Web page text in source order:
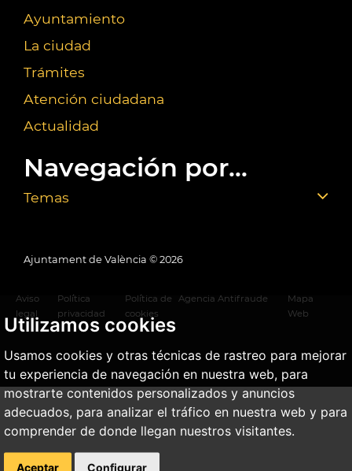
Utilizamos cookies
Usamos cookies y otras técnicas de rastreo para mejorar
tu experiencia de navegación en nuestra web, para
mostrarte contenidos personalizados y anuncios
adecuados, para analizar el tráfico en nuestra web y para
comprender de donde llegan nuestros visitantes.
Aceptar Configurar
Ayuntamiento
La ciudad
Trámites
Atención ciudadana
Actualidad
Navegación por...
Temas
Ajuntament de València © 2026
Aviso
legal
Política
privacidad
Política de
cookies
Agencia Antifraude
Mapa
Web